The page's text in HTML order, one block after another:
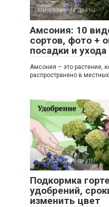
Многолетние цветы
Амсония: 10
сортов, фото +
посадки и ухода
Амсония – это растение,
распространено в
Многолетние цветы
Подкормка
удобрений,
изменить цвет